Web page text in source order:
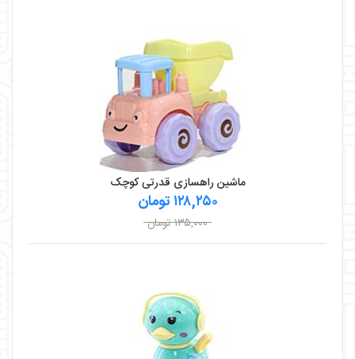
ماشین راهسازی قدرتی کوچک
۱۲۸,۲۵۰ تومان
۱۳۵,۰۰۰ تومان